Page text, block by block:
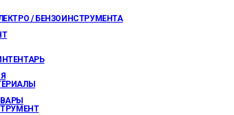
/ БЕНЗОИНСТРУМЕНТА